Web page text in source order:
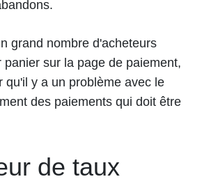
grand nombre d'acheteurs
panier sur la page de paiement,
qu'il y a un problème avec le
des paiements qui doit être
de taux